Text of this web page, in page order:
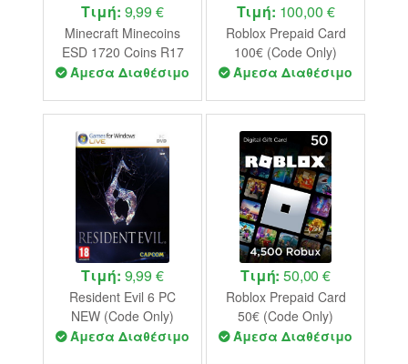
Τιμή: 9,99 €
Minecraft Minecoins
ESD 1720 Coins R17
(Code Only)
Άμεσα Διαθέσιμο
Τιμή: 100,00 €
Roblox Prepaid Card
100€ (Code Only)
Άμεσα Διαθέσιμο
Τιμή: 9,99 €
Resident Evil 6 PC
NEW (Code Only)
Άμεσα Διαθέσιμο
Τιμή:50,00 €
Roblox Prepaid Card
50€ (Code Only)
Άμεσα Διαθέσιμο